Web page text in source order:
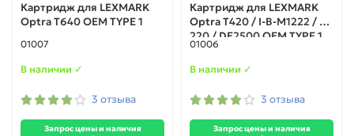
Картридж для LEXMARK
Optra T640 ОЕМ TYPE 1
01007
В наличии ✓
3 отзыва
Запрос цены и наличия
Картридж для LEXMARK
Optra T420 / I-B-M1222 / T
220 / DE2500 ОЕМ TYPE 1
01006
В наличии ✓
3 отзыва
Запрос цены и наличия